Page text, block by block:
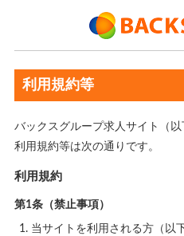
利用規約等
バックスグループ求人サイト（
利用規約等は次の通りです。
利用規約
第1条（禁止事項）
当サイトを利用される方（以